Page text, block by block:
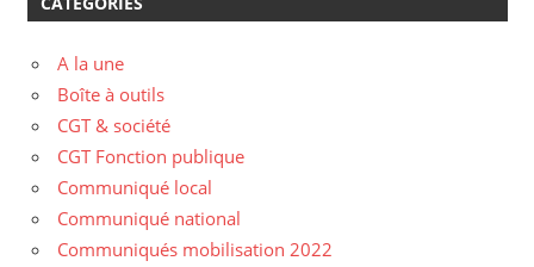
A la une
Boîte à outils
CGT & société
CGT Fonction publique
Communiqué local
Communiqué national
Communiqués mobilisation 2022